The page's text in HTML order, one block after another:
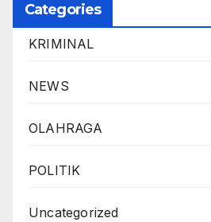
Categories
KRIMINAL
NEWS
OLAHRAGA
POLITIK
Uncategorized